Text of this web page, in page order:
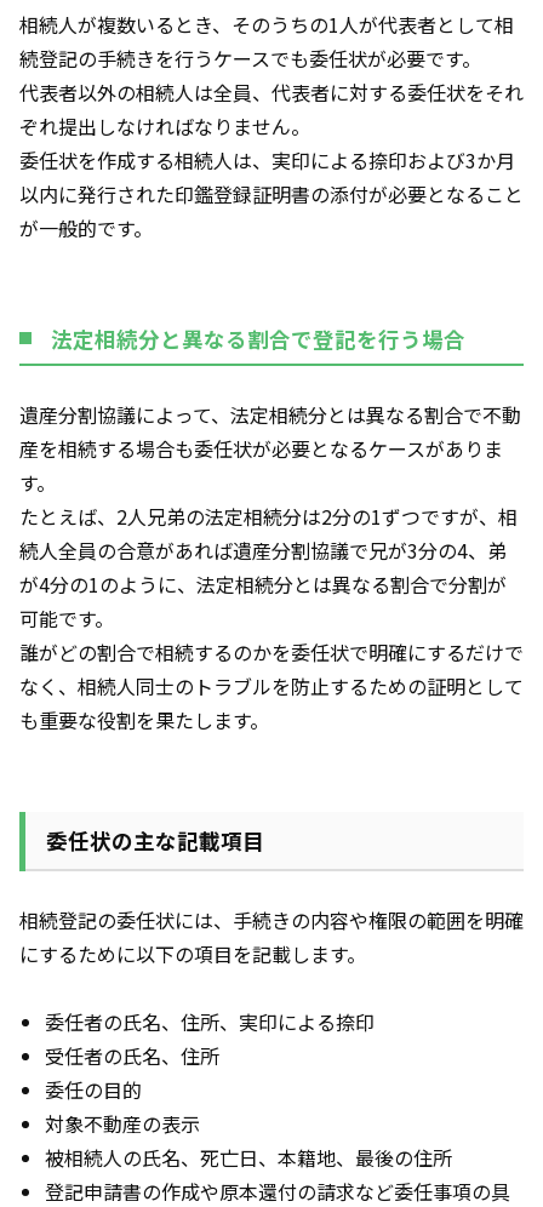
相続人が複数いるとき、そのうちの1人が代表者として相
続登記の手続きを行うケースでも委任状が必要です。
代表者以外の相続人は全員、代表者に対する委任状をそれ
ぞれ提出しなければなりません。
委任状を作成する相続人は、実印による捺印および3か月
以内に発行された印鑑登録証明書の添付が必要となること
が一般的です。
法定相続分と異なる割合で登記を行う場合
遺産分割協議によって、法定相続分とは異なる割合で不動
産を相続する場合も委任状が必要となるケースがありま
す。
たとえば、2人兄弟の法定相続分は2分の1ずつですが、相
続人全員の合意があれば遺産分割協議で兄が3分の4、弟
が4分の1のように、法定相続分とは異なる割合で分割が
可能です。
誰がどの割合で相続するのかを委任状で明確にするだけで
なく、相続人同士のトラブルを防止するための証明として
も重要な役割を果たします。
委任状の主な記載項目
相続登記の委任状には、手続きの内容や権限の範囲を明確
にするために以下の項目を記載します。
委任者の氏名、住所、実印による捺印
受任者の氏名、住所
委任の目的
対象不動産の表示
被相続人の氏名、死亡日、本籍地、最後の住所
登記申請書の作成や原本還付の請求など委任事項の具